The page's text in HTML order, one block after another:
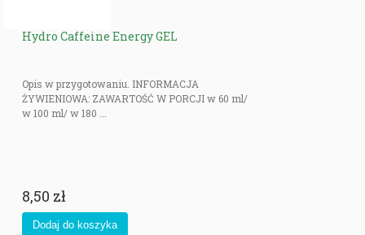
Hydro Caffeine Energy GEL
Opis w przygotowaniu. INFORMACJA
ŻYWIENIOWA: ZAWARTOŚĆ W PORCJI w 60 ml/
w 100 ml/ w 180 ...
8,50 zł